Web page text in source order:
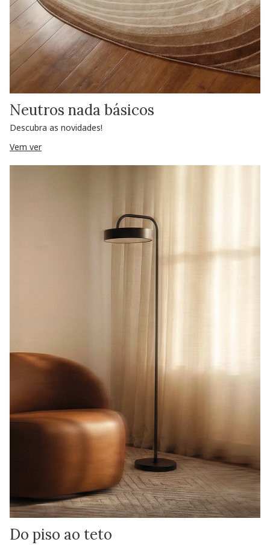
Neutros nada básicos
Descubra as novidades!
Vem ver
Do piso ao teto